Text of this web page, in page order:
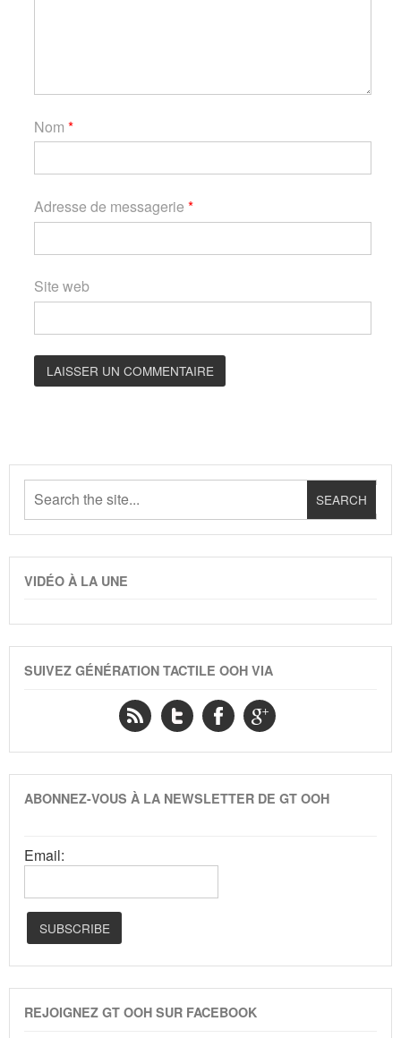
Nom *
Adresse de messagerie *
Site web
VIDÉO À LA UNE
SUIVEZ GÉNÉRATION TACTILE OOH VIA
ABONNEZ-VOUS À LA NEWSLETTER DE GT OOH
Email:
REJOIGNEZ GT OOH SUR FACEBOOK